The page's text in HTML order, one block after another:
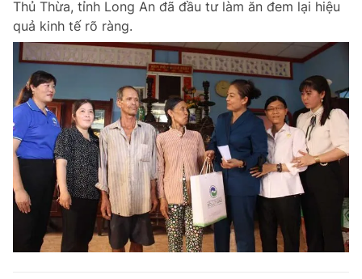
Thủ Thừa, tỉnh Long An đã đầu tư làm ăn đem lại hiệu
quả kinh tế rõ ràng.